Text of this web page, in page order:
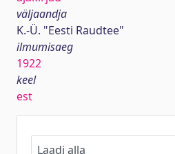
väljaandja
K.-Ü. "Eesti Raudtee"
ilmumisaeg
1922
keel
est
Laadi alla